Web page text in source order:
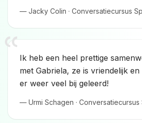
— Jacky Colin · Conversatiecursus
Ik heb een heel prettige
met Gabriela, ze is vriendelijk
er weer veel bij geleerd!
— Urmi Schagen · Conversatiecursus